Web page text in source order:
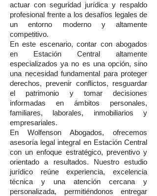
actuar con seguridad jurídica y respaldo
profesional frente a los desafíos legales de
un entorno moderno y altamente
competitivo.
En este escenario, contar con abogados
en Estación Central altamente
especializados ya no es una opción, sino
una necesidad fundamental para proteger
derechos, prevenir conflictos, resguardar
el patrimonio y tomar decisiones
informadas en ámbitos personales,
familiares, laborales, inmobiliarios y
empresariales.
En Wolfenson Abogados, ofrecemos
asesoría legal integral en Estación Central
con un enfoque estratégico, preventivo y
orientado a resultados. Nuestro estudio
jurídico reúne experiencia, excelencia
técnica y una atención cercana y
personalizada, permitiéndonos entregar